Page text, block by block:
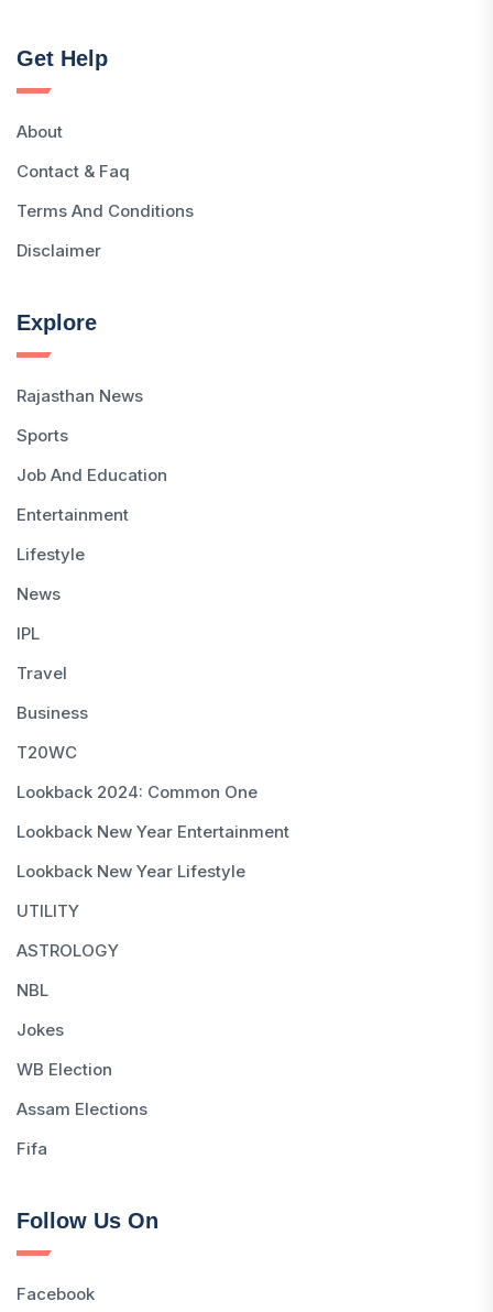
Get Help
About
Contact & Faq
Terms And Conditions
Disclaimer
Explore
Rajasthan News
Sports
Job And Education
Entertainment
Lifestyle
News
IPL
Travel
Business
T20WC
Lookback 2024: Common One
Lookback New Year Entertainment
Lookback New Year Lifestyle
UTILITY
ASTROLOGY
NBL
Jokes
WB Election
Assam Elections
Fifa
Follow Us On
Facebook